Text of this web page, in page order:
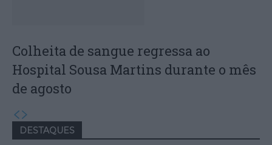
Colheita de sangue regressa ao
Hospital Sousa Martins durante o mês
de agosto
DESTAQUES